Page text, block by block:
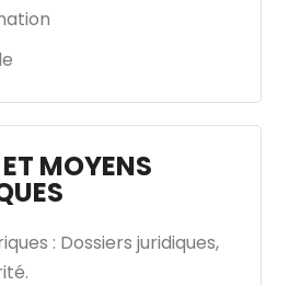
MOYENS
: Dossiers juridiques,